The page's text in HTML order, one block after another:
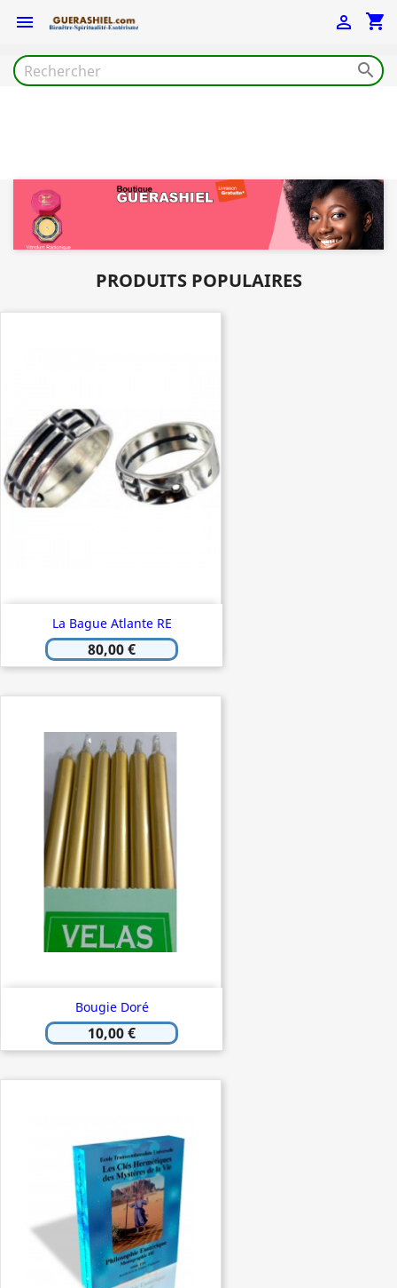
 shopping_cart


PRODUITS POPULAIRES
La Bague Atlante RE
80,00 €
Bougie Doré
10,00 €